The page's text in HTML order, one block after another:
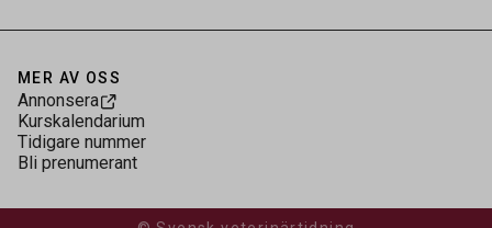
MER AV OSS
Annonsera
Kurskalendarium
Tidigare nummer
Bli prenumerant